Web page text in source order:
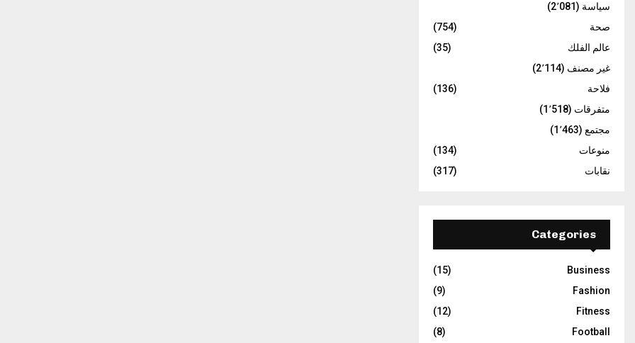
سياسة (2٬081)
صحة
(754)
عالم الفلك
(35)
غير مصنف (2٬114)
فلاحة
(136)
متفرقات (1٬518)
مجتمع (1٬463)
منوعات
(134)
نقابات
(317)
Categories
Business
(15)
Fashion
(9)
Fitness
(12)
Football
(8)